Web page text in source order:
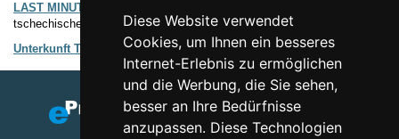
Diese Website verwendet
Cookies, um Ihnen ein besseres
Internet-Erlebnis zu ermöglichen
und die Werbung, die Sie sehen,
besser an Ihre Bedürfnisse
anzupassen. Diese Technologien
LAST MINUTE Riesengebirge
tschechischen Bergen
Unterkunft Tschechische Gebirge
Verzeichnis der Unterkunft